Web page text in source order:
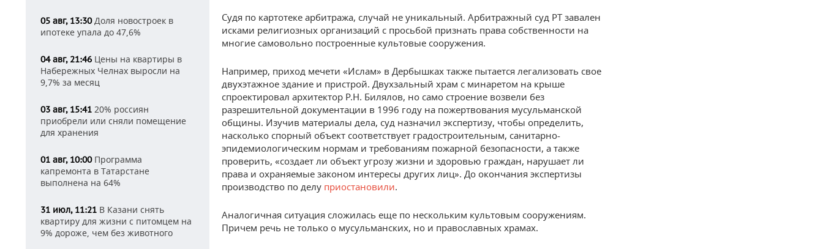
05 авг, 13:30Доля новостроек в
ипотеке упала до 47,6%
04 авг, 21:46 Цены на квартиры в
Набережных Челнах выросли на
9,7% за месяц
03 авг, 15:41 20% россиян
приобрели или сняли помещение
для хранения
01 авг, 10:00Программа
капремонта в Татарстане
выполнена на 64%
31 июл, 11:21 В Казани снять
квартиру для жизни с питомцем на
9% дороже, чем без животного
Судя по картотеке арбитража, случай не уникальный. Арбитражный суд РТ завален
исками религиозных организаций с просьбой признать права собственности на
многие самовольно построенные культовые сооружения.
Например, приход мечети «Ислам» в Дербышках также пытается легализовать свое
двухэтажное здание и пристрой. Двухзальный храм с минаретом на крыше
спроектировал архитектор Р.Н. Билялов, но само строение возвели без
разрешительной документации в 1996 году на пожертвования мусульманской
общины. Изучив материалы дела, суд назначил экспертизу, чтобы определить,
насколько спорный объект соответствует градостроительным, санитарно-
эпидемиологическим нормам и требованиям пожарной безопасности, а также
проверить, «создает ли объект угрозу жизни и здоровью граждан, нарушает ли
права и охраняемые законом интересы других лиц». До окончания экспертизы
производство по делу приостановили.
Аналогичная ситуация сложилась еще по нескольким культовым сооружениям.
Причем речь не только о мусульманских, но и православных храмах.